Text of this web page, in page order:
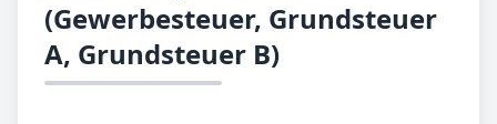
(Gewerbesteuer, Grundsteuer
A, Grundsteuer B)